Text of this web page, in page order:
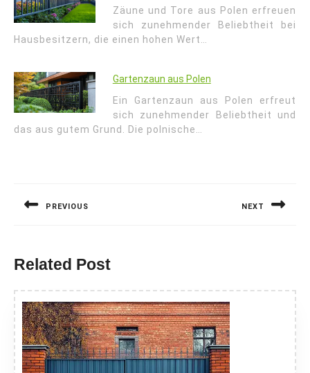
Zäune und Tore aus Polen erfreuen
sich zunehmender Beliebtheit bei
Hausbesitzern, die einen hohen Wert…
Gartenzaun aus Polen
Ein Gartenzaun aus Polen erfreut
sich zunehmender Beliebtheit und
das aus gutem Grund. Die polnische…
PREVIOUS NEXT
Related Post